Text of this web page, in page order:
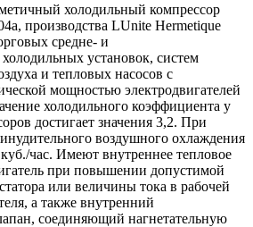
холодильный компрессор
производства LUnite Hermetique
средне- и
установок, систем
и тепловых насосов с
мощностью электродвигателей
холодильного коэффициента у
достигает значения 3,2. При
воздушного охлаждения
час. Имеют внутреннее тепловое
при повышении допустимой
или величины тока в рабочей
а также внутренний
соединяющий нагнетательную